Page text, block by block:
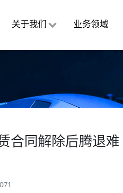
关于我们 业务领域
合同解除后腾退难